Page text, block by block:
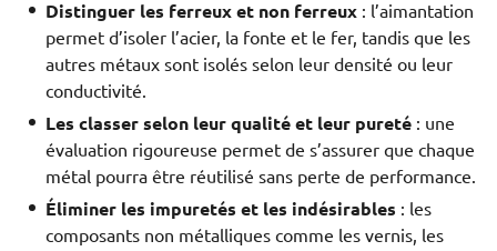
Distinguer les ferreux et non ferreux : l’aimantation
permet d’isoler l’acier, la fonte et le fer, tandis que les
autres métaux sont isolés selon leur densité ou leur
conductivité.
Les classer selon leur qualité et leur pureté : une
évaluation rigoureuse permet de s’assurer que chaque
métal pourra être réutilisé sans perte de performance.
Éliminer les impuretés et les indésirables : les
composants non métalliques comme les vernis, les